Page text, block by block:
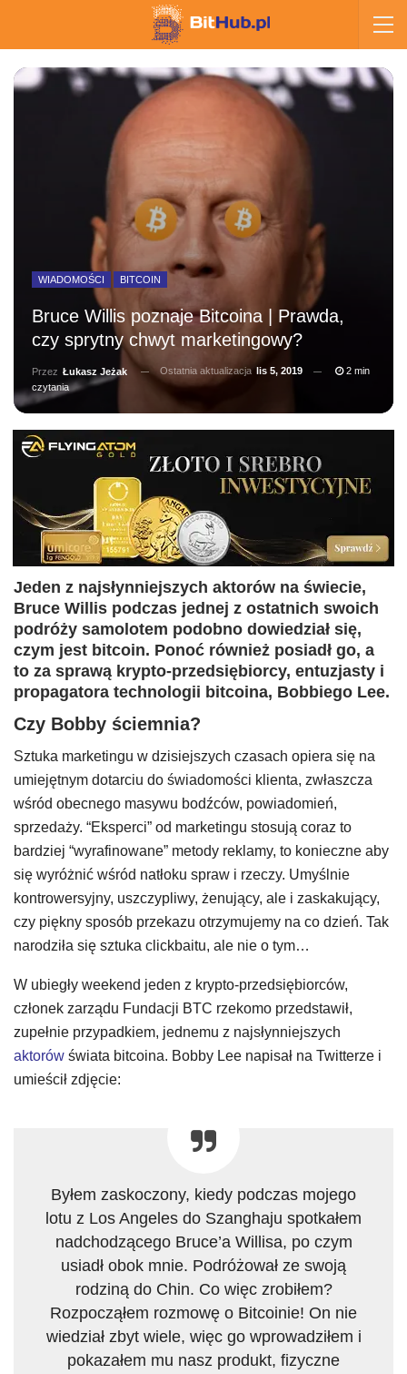
WIADOMOŚCI BITCOIN
Bruce Willis poznaje Bitcoina | Prawda,
czy sprytny chwyt marketingowy?
Przez Łukasz Jeżak Ostatnia aktualizacja lis 5, 2019
2 min
czytania
Jeden z najsłynniejszych aktorów na świecie,
Bruce Willis podczas jednej z ostatnich swoich
podróży samolotem podobno dowiedział się,
czym jest bitcoin. Ponoć również posiadł go, a
to za sprawą krypto-przedsiębiorcy, entuzjasty i
propagatora technologii bitcoina, Bobbiego Lee.
Czy Bobby ściemnia?
Sztuka marketingu w dzisiejszych czasach opiera się na
umiejętnym dotarciu do świadomości klienta, zwłaszcza
wśród obecnego masywu bodźców, powiadomień,
sprzedaży. “Eksperci” od marketingu stosują coraz to
bardziej “wyrafinowane” metody reklamy, to konieczne aby
się wyróżnić wśród natłoku spraw i rzeczy. Umyślnie
kontrowersyjny, uszczypliwy, żenujący, ale i zaskakujący,
czy piękny sposób przekazu otrzymujemy na co dzień. Tak
narodziła się sztuka clickbaitu, ale nie o tym…
W ubiegły weekend jeden z krypto-przedsiębiorców,
członek zarządu Fundacji BTC rzekomo przedstawił,
zupełnie przypadkiem, jednemu z najsłynniejszych
aktorów świata bitcoina. Bobby Lee napisał na Twitterze i
umieścił zdjęcie:
Byłem zaskoczony, kiedy podczas mojego
lotu z Los Angeles do Szanghaju spotkałem
nadchodzącego Bruce’a Willisa, po czym
usiadł obok mnie. Podróżował ze swoją
rodziną do Chin. Co więc zrobiłem?
Rozpocząłem rozmowę o Bitcoinie! On nie
wiedział zbyt wiele, więc go wprowadziłem i
pokazałem mu nasz produkt, fizyczne